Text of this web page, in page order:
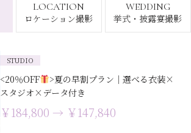
LOCATION
ロケーション撮影
WEDDING
挙式・披露宴撮影
STUDIO
<20％OFF
>夏の早割プラン｜選べる衣装×
スタジオ×データ付き
￥184,800 → ￥147,840